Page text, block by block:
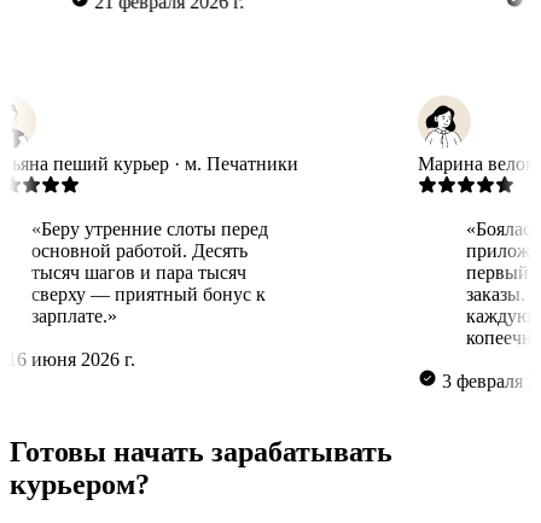
Татьяна пеший курьер · м. Печатники
«Беру утренние слоты перед
основной работой. Десять
тысяч шагов и пара тысяч
сверху — приятный бонус к
зарплате.»
16 июня 2026 г.
Марина
3
Готовы начать зарабатывать
курьером?